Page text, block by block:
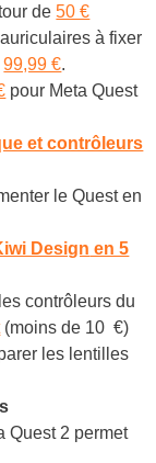
de50 €
à fixer
99,99 €.
pour Meta Quest
et contrôleurs
le Quest en
Design en 5
contrôleursdu
(moins de 10 €)
les lentilles
Quest 2 permet